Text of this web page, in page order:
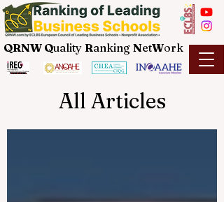
QRNW Quality Ranking NetWork
All Articles